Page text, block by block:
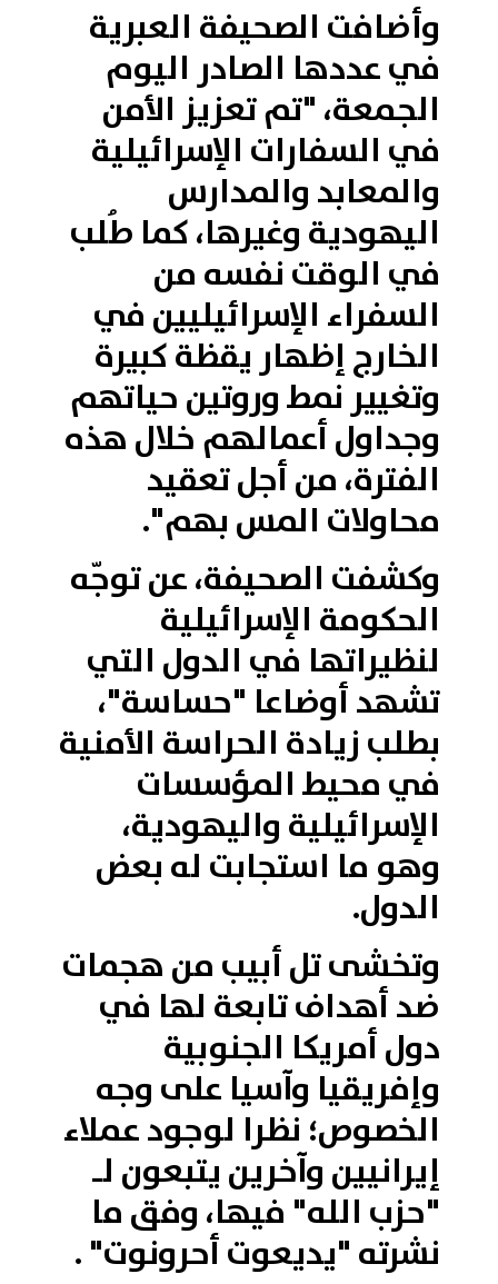
وأضافت الصحيفة العبرية
في عددها الصادر اليوم
الجمعة، "تم تعزيز الأمن
في السفارات الإسرائيلية
والمعابد والمدارس
اليهودية وغيرها، كما طُلب
في الوقت نفسه من
السفراء الإسرائيليين في
الخارج إظهار يقظة كبيرة
وتغيير نمط وروتين حياتهم
وجداول أعمالهم خلال هذه
الفترة، من أجل تعقيد
محاولات المس بهم".
وكشفت الصحيفة، عن توجّه
الحكومة الإسرائيلية
لنظيراتها في الدول التي
تشهد أوضاعا "حساسة"،
بطلب زيادة الحراسة الأمنية
في محيط المؤسسات
الإسرائيلية واليهودية،
وهو ما استجابت له بعض
الدول.
وتخشى تل أبيب من هجمات
ضد أهداف تابعة لها في
دول أمريكا الجنوبية
وإفريقيا وآسيا على وجه
الخصوص؛ نظرا لوجود عملاء
إيرانيين وآخرين يتبعون لـ
"حزب الله" فيها، وفق ما
نشرته "يديعوت أحرونوت" .